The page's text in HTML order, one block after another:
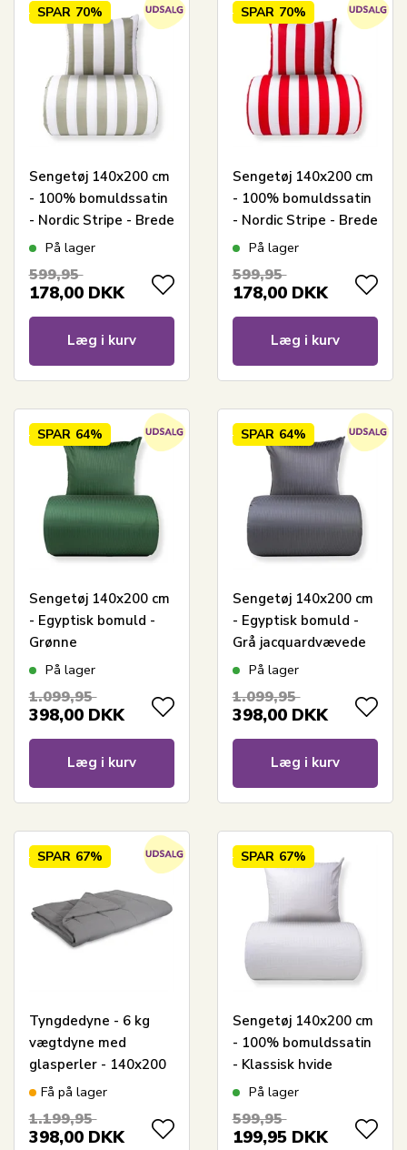
SPAR 70%
Sengetøj 140x200 cm
- 100% bomuldssatin
- Nordic Stripe - Brede
olivengrønne striber
På lager
599,95
178,00 DKK
Læg i kurv
SPAR 70%
Sengetøj 140x200 cm
- 100% bomuldssatin
- Nordic Stripe - Brede
røde striber
På lager
599,95
178,00 DKK
Læg i kurv
SPAR 64%
Sengetøj 140x200 cm
- Egyptisk bomuld -
Grønne
jacquardvævede
På lager
1.099,95
398,00 DKK
Læg i kurv
SPAR 64%
Sengetøj 140x200 cm
- Egyptisk bomuld -
Grå jacquardvævede
striber
På lager
1.099,95
398,00 DKK
Læg i kurv
SPAR 67%
Tyngdedyne - 6 kg
vægtdyne med
glasperler - 140x200
cm - Zen Sleep dyner
Få på lager
1.199,95
398,00 DKK
SPAR 67%
Sengetøj 140x200 cm
- 100% bomuldssatin
- Klassisk hvide
striber
På lager
599,95
199,95 DKK